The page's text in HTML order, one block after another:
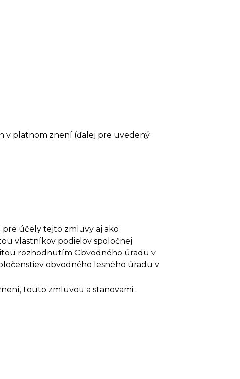
v platnom znení (ďalej pre uvedený
pre účely tejto zmluvy aj ako
vlastníkov podielov spoločnej
rozhodnutím Obvodného úradu v
obvodného lesného úradu v
touto zmluvou a stanovami .